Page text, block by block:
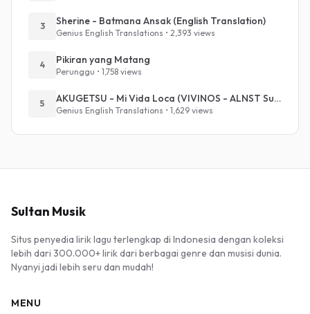
3 Sherine - Batmana Ansak (English Translation)
Genius English Translations • 2,393 views
4 Pikiran yang Matang
Perunggu • 1,758 views
5 AKUGETSU - Mi Vida Loca (VIVINOS - ALNST Sub : Till Part.1)
Genius English Translations • 1,629 views
Sultan Musik
Situs penyedia lirik lagu terlengkap di Indonesia dengan koleksi
lebih dari 300.000+ lirik dari berbagai genre dan musisi dunia.
Nyanyi jadi lebih seru dan mudah!
MENU